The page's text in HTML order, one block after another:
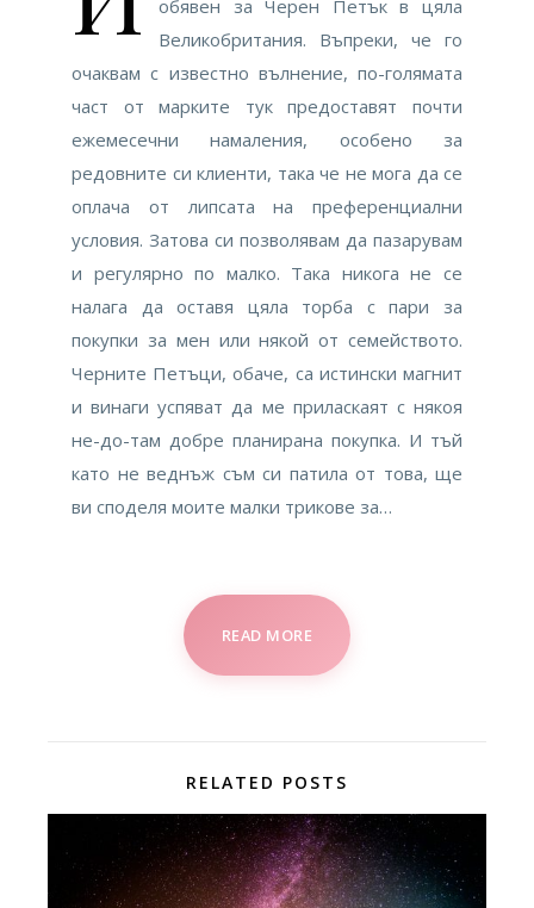
обявен за Черен Петък в цяла
Великобритания. Въпреки, че го
очаквам с известно вълнение, по-голямата
част от марките тук предоставят почти
ежемесечни намаления, особено за
редовните си клиенти, така че не мога да се
оплача от липсата на преференциални
условия. Затова си позволявам да пазарувам
и регулярно по малко. Така никога не се
налага да оставя цяла торба с пари за
покупки за мен или някой от семейството.
Черните Петъци, обаче, са истински магнит
и винаги успяват да ме приласкаят с някоя
не-до-там добре планирана покупка. И тъй
като не веднъж съм си патила от това, ще
ви споделя моите малки трикове за…
READ MORE
RELATED POSTS